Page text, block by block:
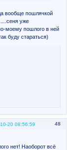
вообще пошлячкой
уже
моему пошлого в ней
буду стараться)
48
20 08:56:59
нет! Наоборот всё